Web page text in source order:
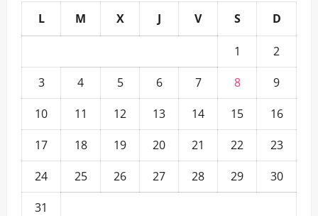
L M X J V S D
1
2
3
4 5 6 7 8
9
10
11 12 13 14 15
16
17
18 19 20 21 22
23
24
25 26 27 28 29
30
31